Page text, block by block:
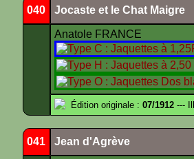
040 Jocaste et le Chat Maigre
Anatole FRANCE
Édition originale : 07/1912 ---
041 Jean d'Agrève